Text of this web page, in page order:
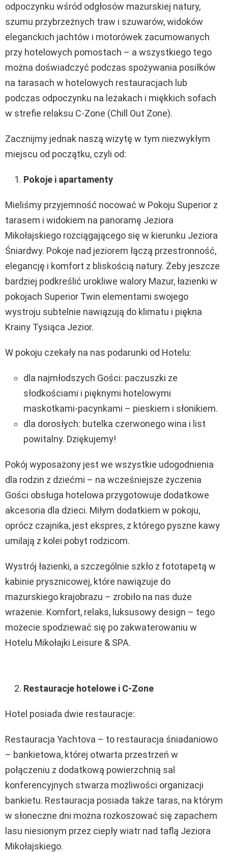
odpoczynku wśród odgłosów mazurskiej natury,
szumu przybrzeżnych traw i szuwarów, widoków
eleganckich jachtów i motorówek zacumowanych
przy hotelowych pomostach – a wszystkiego tego
można doświadczyć podczas spożywania posiłków
na tarasach w hotelowych restauracjach lub
podczas odpoczynku na leżakach i miękkich sofach
w strefie relaksu C-Zone (Chill Out Zone).
Zacznijmy jednak naszą wizytę w tym niezwykłym
miejscu od początku, czyli od:
Pokoje i apartamenty
Mieliśmy przyjemność nocować w Pokoju Superior z
tarasem i widokiem na panoramę Jeziora
Mikołajskiego rozciągającego się w kierunku Jeziora
Śniardwy. Pokoje nad jeziorem łączą przestronność,
elegancję i komfort z bliskością natury. Żeby jeszcze
bardziej podkreślić urokliwe walory Mazur, łazienki w
pokojach Superior Twin elementami swojego
wystroju subtelnie nawiązują do klimatu i piękna
Krainy Tysiąca Jezior.
W pokoju czekały na nas podarunki od Hotelu:
dla najmłodszych Gości: paczuszki ze
słodkościami i pięknymi hotelowymi
maskotkami-pacynkami – pieskiem i słonikiem.
dla dorosłych: butelka czerwonego wina i list
powitalny. Dziękujemy!
Pokój wyposażony jest we wszystkie udogodnienia
dla rodzin z dziećmi – na wcześniejsze życzenia
Gości obsługa hotelowa przygotowuje dodatkowe
akcesoria dla dzieci. Miłym dodatkiem w pokoju,
oprócz czajnika, jest ekspres, z którego pyszne kawy
umilają z kolei pobyt rodzicom.
Wystrój łazienki, a szczególnie szkło z fototapetą w
kabinie prysznicowej, które nawiązuje do
mazurskiego krajobrazu – zrobiło na nas duże
wrażenie. Komfort, relaks, luksusowy design – tego
możecie spodziewać się po zakwaterowaniu w
Hotelu Mikołajki Leisure & SPA.
Restauracje hotelowe i C-Zone
Hotel posiada dwie restauracje:
Restauracja Yachtova – to restauracja śniadaniowo
– bankietowa, której otwarta przestrzeń w
połączeniu z dodatkową powierzchnią sal
konferencyjnych stwarza możliwości organizacji
bankietu. Restauracja posiada także taras, na którym
w słoneczne dni można rozkoszować się zapachem
lasu niesionym przez ciepły wiatr nad taflą Jeziora
Mikołajskiego.